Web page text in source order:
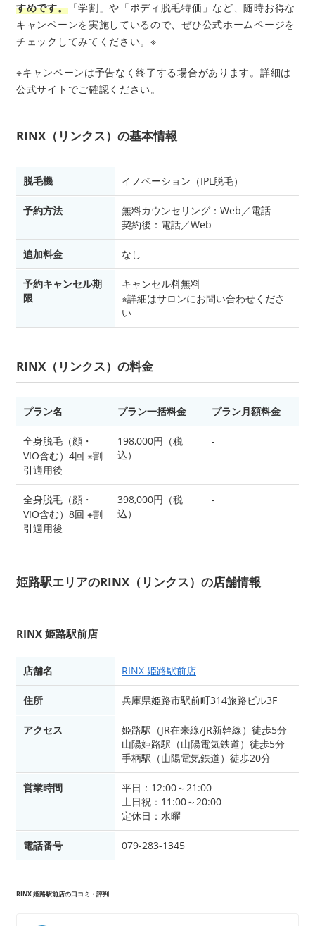
すめです。「学割」や「ボディ脱毛特価」など、随時お得な
キャンペーンを実施しているので、ぜひ公式ホームページを
チェックしてみてください。※
※キャンペーンは予告なく終了する場合があります。詳細は
公式サイトでご確認ください。
RINX（リンクス）の基本情報
脱毛機 イノベーション（IPL脱毛）
予約方法
無料カウンセリング：Web／電話
契約後：電話／Web
追加料金 なし
予約キャンセル期
限
キャンセル料無料
※詳細はサロンにお問い合わせくださ
い
RINX（リンクス）の料金
プラン名 プラン一括料金 プラン月額料金
全身脱毛（顔・
VIO含む）4回 ※割
引適用後
198,000円（税
込）
-
全身脱毛（顔・
VIO含む）8回 ※割
引適用後
398,000円（税
込）
-
姫路駅エリアのRINX（リンクス）の店舗情報
RINX 姫路駅前店
店舗名 RINX 姫路駅前店
住所 兵庫県姫路市駅前町314旅路ビル3F
アクセス
姫路駅（JR在来線/JR新幹線）徒歩5分
山陽姫路駅（山陽電気鉄道）徒歩5分
手柄駅（山陽電気鉄道）徒歩20分
営業時間
平日：12:00～21:00
土日祝：11:00～20:00
定休日：水曜
電話番号 079-283-1345
RINX 姫路駅前店の口コミ・評判